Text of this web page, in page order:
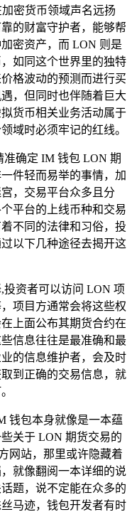
密货币领域声名远扬
的财富守护者，能够帮
密资产，而 LON 则是
如同这个世界里的独特
格波动的预测而进行买
，但同时也伴随着巨大
货币相关业务活动属于
域时必须牢记的红线。
确定 IM 钱包 LON 期
件轻而易举的事情，加
，交易平台众多且分
平台的上线币种和交易
不同的法律和习俗，投
以下几种途径去揭开这
资者可以访问 LON 项
项目方通常会将这些权
上面公布其期货合约在
信息往往是最准确和最
的信息维护者，会及时
到正确的交易信息，就
钱包本身就像是一本蕴
关于 LON 期货交易的
网站，那里或许隐藏着
就像翻阅一本详细的说
题，说不定能在众多的
马迹，钱包开发者有时